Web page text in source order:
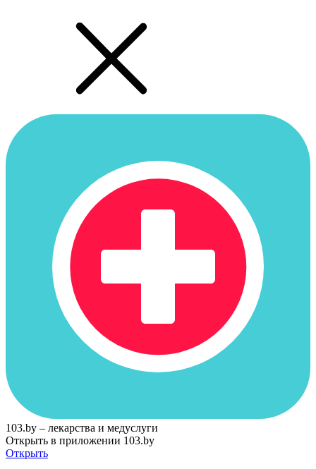
103.by – лекарства и медуслуги
Открыть в приложении 103.by
Открыть